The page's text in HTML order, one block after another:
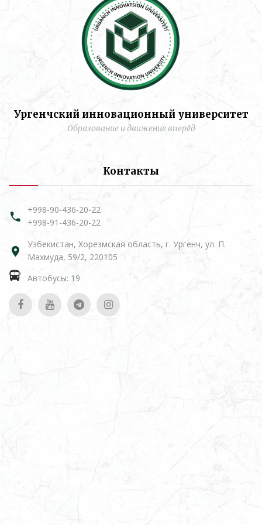
Ургенчский инновационный университет
Образование и движение вперёд
Контакты
+998-90-436-20-22
+998-91-436-20-22
Узбекистан, Хорезмская область, г. Ургенч, ул. П.
Махмуда, 59/2, 220105
Автобусы: 19